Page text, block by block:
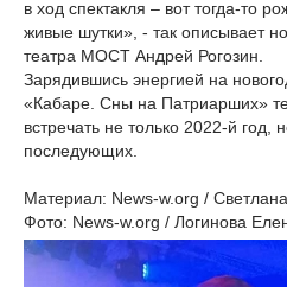
в ход спектакля – вот тогда-то
живые шутки», - так описывает
театра МОСТ Андрей Рогозин.
Зарядившись энергией на
«Кабаре. Сны на Патриарших»
встречать не только 2022-й год,
последующих.
Материал: News-w.org /
Фото: News-w.org / Логинова